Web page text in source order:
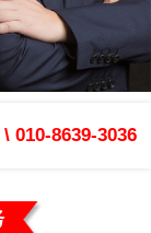
010-8639-3036